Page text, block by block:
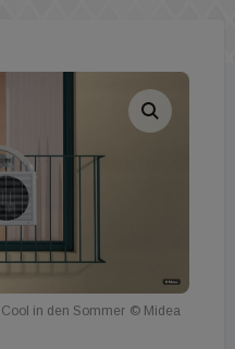
in den Sommer © Midea